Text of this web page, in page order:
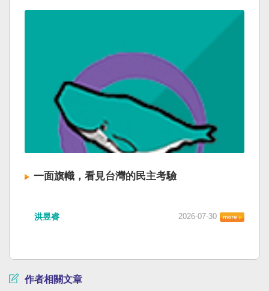
一面旗幟，看見台灣的民主考驗
洪昱睿 2026-07-30
作者相關文章